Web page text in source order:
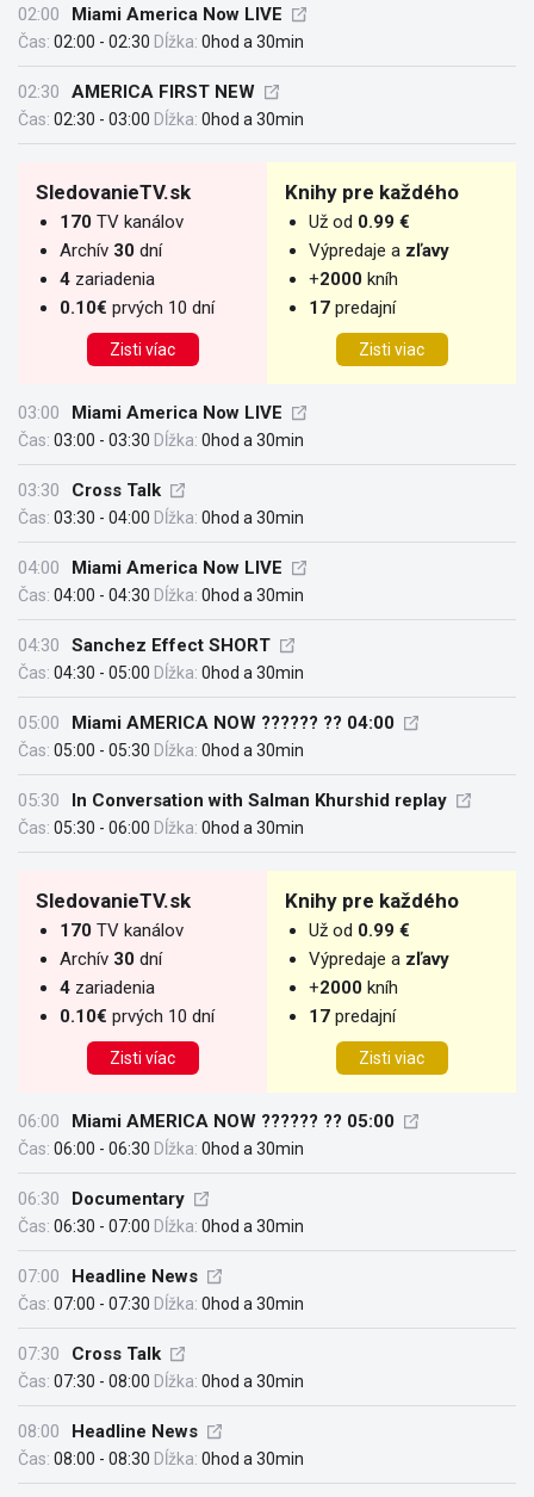
02:00 Miami America Now LIVE
Čas: 02:00 - 02:30 Dĺžka: 0hod a 30min
02:30 AMERICA FIRST NEW
Čas: 02:30 - 03:00 Dĺžka: 0hod a 30min
SledovanieTV.sk
170 TV kanálov
Archív 30 dní
4 zariadenia
0.10€ prvých 10 dní
Zisti víac
Knihy pre každého
Už od 0.99 €
Výpredaje a zľavy
+2000 kníh
17 predajní
Zisti viac
03:00 Miami America Now LIVE
Čas: 03:00 - 03:30 Dĺžka: 0hod a 30min
03:30 Cross Talk
Čas: 03:30 - 04:00 Dĺžka: 0hod a 30min
04:00 Miami America Now LIVE
Čas: 04:00 - 04:30 Dĺžka: 0hod a 30min
04:30 Sanchez Effect SHORT
Čas: 04:30 - 05:00 Dĺžka: 0hod a 30min
05:00 Miami AMERICA NOW ?????? ?? 04:00
Čas: 05:00 - 05:30 Dĺžka: 0hod a 30min
05:30 In Conversation with Salman Khurshid replay
Čas: 05:30 - 06:00 Dĺžka: 0hod a 30min
SledovanieTV.sk
170 TV kanálov
Archív 30 dní
4 zariadenia
0.10€ prvých 10 dní
Zisti víac
Knihy pre každého
Už od 0.99 €
Výpredaje a zľavy
+2000 kníh
17 predajní
Zisti viac
06:00 Miami AMERICA NOW ?????? ?? 05:00
Čas: 06:00 - 06:30 Dĺžka: 0hod a 30min
06:30 Documentary
Čas: 06:30 - 07:00 Dĺžka: 0hod a 30min
07:00 Headline News
Čas: 07:00 - 07:30 Dĺžka: 0hod a 30min
07:30 Cross Talk
Čas: 07:30 - 08:00 Dĺžka: 0hod a 30min
08:00 Headline News
Čas: 08:00 - 08:30 Dĺžka: 0hod a 30min